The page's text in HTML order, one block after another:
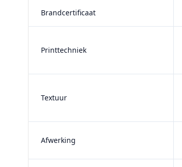
Brandcertificaat
Printtechniek
Textuur
Afwerking